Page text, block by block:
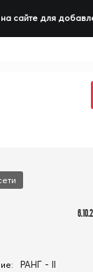
на сайте для
РАНГ - II